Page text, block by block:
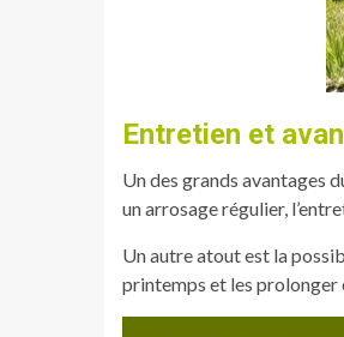
Entretien et
Un des grands avantages
un arrosage régulier,
Un autre atout est la
printemps et les prolonger